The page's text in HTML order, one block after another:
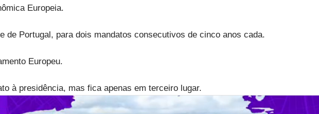
Europeia.
de Portugal, para dois mandatos consecutivos de cinco anos cada.
Europeu.
à presidência, mas fica apenas em terceiro lugar.